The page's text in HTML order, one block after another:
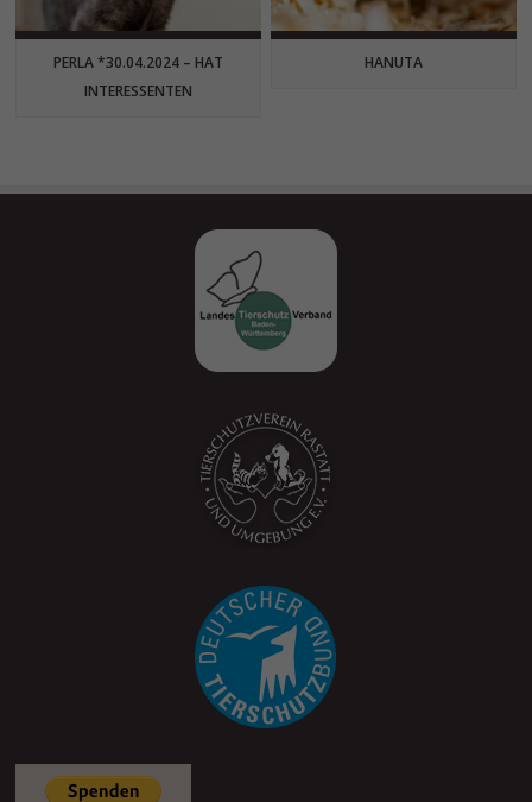
PERLA *30.04.2024 – HAT
INTERESSENTEN
HANUTA